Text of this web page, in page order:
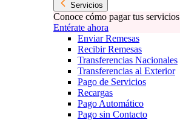
Servicios
Conoce cómo pagar tus servicios
Entérate ahora
Enviar Remesas
Recibir Remesas
Transferencias Nacionales
Transferencias al Exterior
Pago de Servicios
Recargas
Pago Automático
Pago sin Contacto